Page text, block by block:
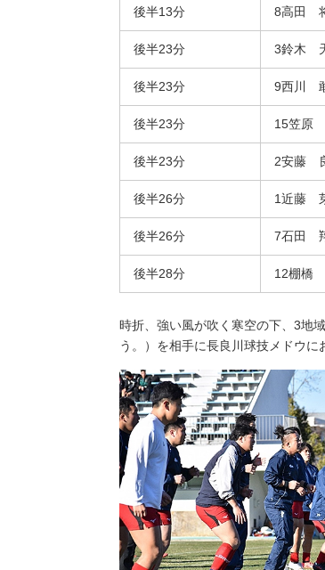
後半13分 8高田
後半23分 3鈴木
後半23分 9西川
後半23分 15笠
後半23分 2安藤
後半26分 1近藤
後半26分 7石田
後半28分 12棚
時折、強い風が吹く寒空の下、3地
う。）を相手に長良川球技メドウに